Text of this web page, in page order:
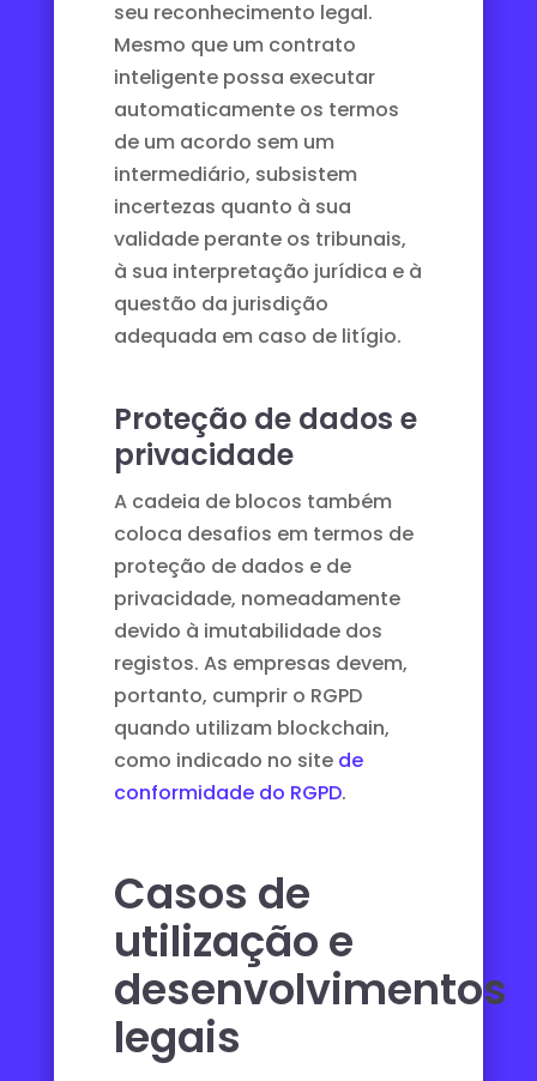
seu reconhecimento legal.
Mesmo que um contrato
inteligente possa executar
automaticamente os termos
de um acordo sem um
intermediário, subsistem
incertezas quanto à sua
validade perante os tribunais,
à sua interpretação jurídica e à
questão da jurisdição
adequada em caso de litígio.
Proteção de dados e
privacidade
A cadeia de blocos também
coloca desafios em termos de
proteção de dados e de
privacidade, nomeadamente
devido à imutabilidade dos
registos. As empresas devem,
portanto, cumprir o RGPD
quando utilizam blockchain,
como indicado no site de
conformidade do RGPD.
Casos de
utilização e
desenvolvimentos
legais